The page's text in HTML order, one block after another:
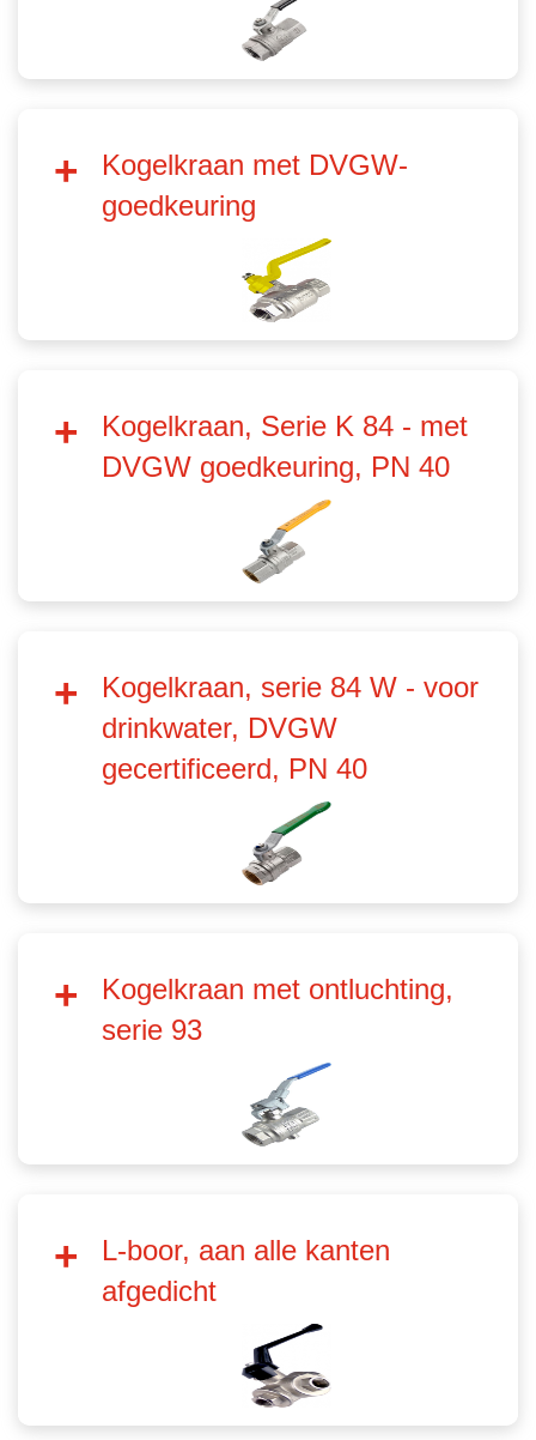
Kogelkraan met DVGW-
goedkeuring
Kogelkraan, Serie K 84 - met
DVGW goedkeuring, PN 40
Kogelkraan, serie 84 W - voor
drinkwater, DVGW
gecertificeerd, PN 40
Kogelkraan met ontluchting,
serie 93
L-boor, aan alle kanten
afgedicht